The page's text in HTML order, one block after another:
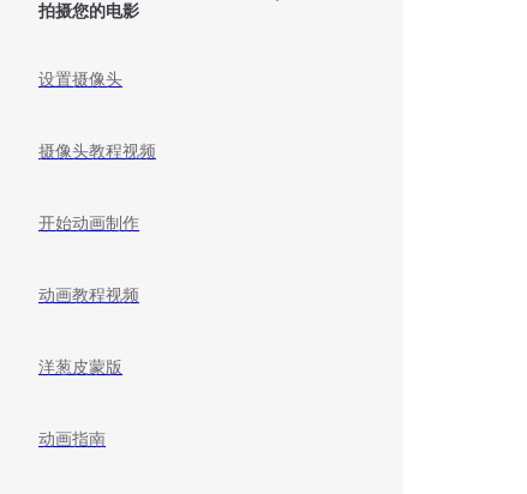
拍摄您的电影
设置摄像头
摄像头教程视频
开始动画制作
动画教程视频
洋葱皮蒙版
动画指南